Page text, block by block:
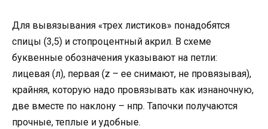
Для вывязывания «трех листиков» понадобятся
спицы (3,5) и стопроцентный акрил. В схеме
буквенные обозначения указывают на петли:
лицевая (л), первая (z – ее снимают, не провязывая),
крайняя, которую надо провязывать как изнаночную,
две вместе по наклону – нпр. Тапочки получаются
прочные, теплые и удобные.